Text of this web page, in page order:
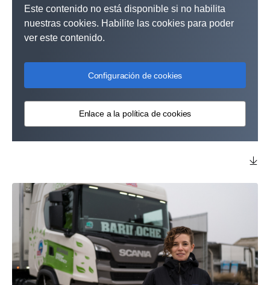
Este contenido no está disponible si no habilita
nuestras cookies. Habilite las cookies para poder
ver este contenido.
Configuración de cookies
Enlace a la política de cookies